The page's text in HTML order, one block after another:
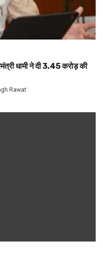
धामी ने दी ₹3.45 करोड़ की
Rawat